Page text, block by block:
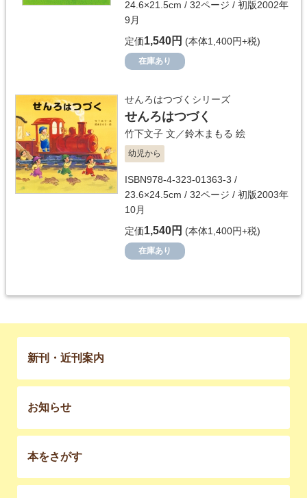
24.6×21.5cm / 32ページ / 初版2002年
9月
定価1,540円 (本体1,400円+税)
在庫あり
せんろはつづくシリーズ
せんろはつづく
竹下文子 文／鈴木まもる 絵
幼児から
ISBN978-4-323-01363-3 /
23.6×24.5cm / 32ページ / 初版2003年
10月
定価1,540円 (本体1,400円+税)
在庫あり
新刊・近刊案内
お知らせ
本をさがす